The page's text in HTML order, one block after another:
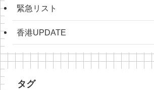
緊急リスト
香港UPDATE
タグ